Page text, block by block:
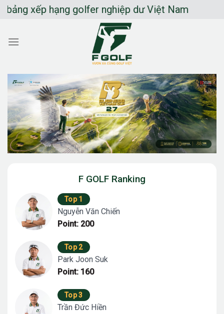
Chuyển
dung
xếp hạng golfer nghiệp dư Việt Nam
F GOLF Ranking
Top 1
Nguyễn Văn Chiến
Point: 200
Top 2
Park Joon Suk
Point: 160
Top 3
Trần Đức Hiền